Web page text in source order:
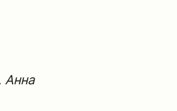
Анна